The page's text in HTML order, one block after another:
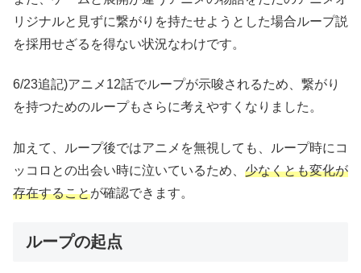
リジナルと見ずに繋がりを持たせようとした場合ループ説
を採用せざるを得ない状況なわけです。
6/23追記)アニメ12話でループが示唆されるため、繋がり
を持つためのループもさらに考えやすくなりました。
加えて、ループ後ではアニメを無視しても、ループ時にコ
ッコロとの出会い時に泣いているため、 少なくとも変化が
存在することが確認できます。
ループの起点